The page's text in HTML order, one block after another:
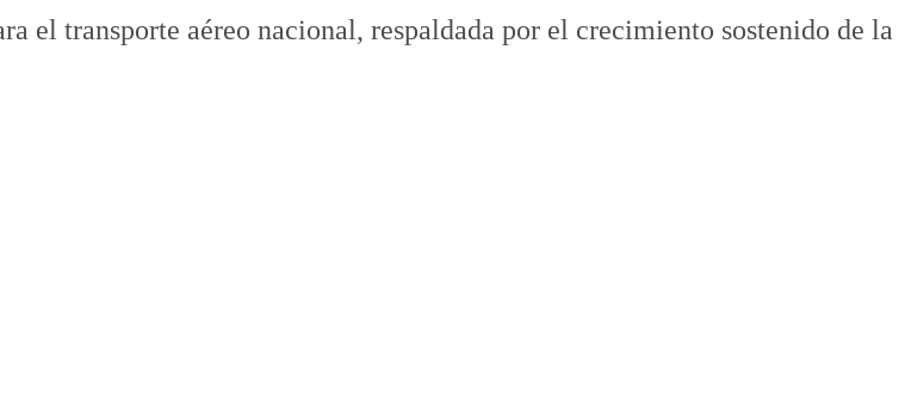
el transporte aéreo nacional, respaldada por el crecimiento sostenido de la